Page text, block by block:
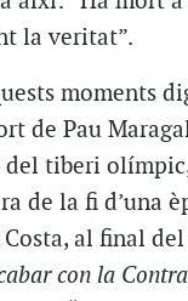
la veritat”.
moments
de Pau
del tiberi
de la fi d’una
al final del
con la